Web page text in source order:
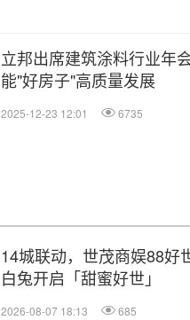
立邦出席建筑涂料行业年
能"好房子"高质量发展
2025-12-23 12:01 6735
14城联动，世茂商娱88好
白兔开启「甜蜜好世」
2026-08-07 18:13 685